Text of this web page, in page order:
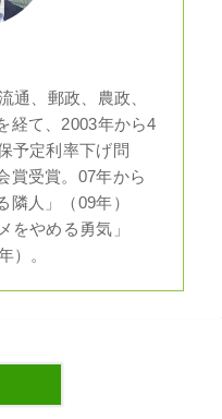
通、郵政、農政、
経て、2003年から4
予定利率下げ問
賞受賞。07年から
隣人」（09年）
をやめる勇気」
）。